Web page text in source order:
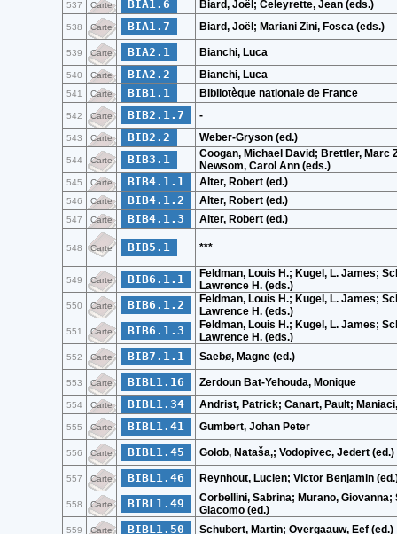
537 Carte BIA1.6 Biard, Joël; Celeyrette, Jean (eds.)
538 Carte BIA1.7 Biard, Joël; Mariani Zini, Fosca (eds.)
539 Carte BIA2.1 Bianchi, Luca
540 Carte BIA2.2 Bianchi, Luca
541 Carte BIB1.1 Bibliotèque nationale de France
542 Carte BIB2.1.7 -
543 Carte BIB2.2 Weber-Gryson (ed.)
544 Carte BIB3.1
Coogan, Michael David; Brettler, Marc
Newsom, Carol Ann (eds.)
545 Carte BIB4.1.1 Alter, Robert (ed.)
546 Carte BIB4.1.2 Alter, Robert (ed.)
547 Carte BIB4.1.3 Alter, Robert (ed.)
548 Carte BIB5.1 ***
549 Carte BIB6.1.1
Feldman, Louis H.; Kugel, L. James;
Lawrence H. (eds.)
550 Carte BIB6.1.2
Feldman, Louis H.; Kugel, L. James;
Lawrence H. (eds.)
551 Carte BIB6.1.3
Feldman, Louis H.; Kugel, L. James;
Lawrence H. (eds.)
552 Carte BIB7.1.1 Saebø, Magne (ed.)
553 Carte BIBL1.16 Zerdoun Bat-Yehouda, Monique
554 Carte BIBL1.34 Andrist, Patrick; Canart, Pault;
555 Carte BIBL1.41 Gumbert, Johan Peter
556 Carte BIBL1.45 Golob, Nataša,; Vodopivec, Jedert (ed.)
557 Carte BIBL1.46 Reynhout, Lucien; Victor Benjamin
558 Carte BIBL1.49
Corbellini, Sabrina; Murano, Giovanna;
Giacomo (ed.)
559 Carte BIBL1.50 Schubert, Martin; Overgaauw, Eef (ed.)